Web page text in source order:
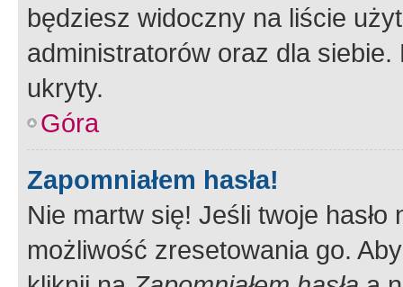
będziesz widoczny na liście
administratorów oraz dla
ukryty.
Góra
Zapomniałem hasła!
Nie martw się! Jeśli twoje
możliwość zresetowania go.